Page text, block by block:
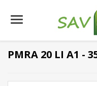
PMRA 20 LI A1 -